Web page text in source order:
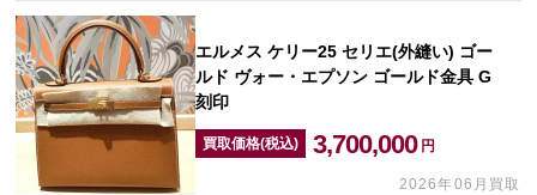
エルメス ケリー25 セリエ(外縫い) ゴー
ルド ヴォー・エプソン ゴールド金具 G
刻印
買取価格(税込) 3,700,000 円
2026年06月買取